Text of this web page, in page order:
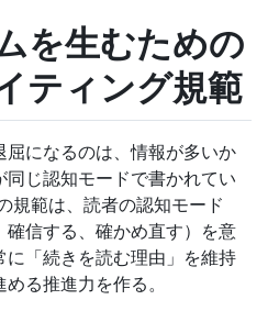
を生むための
ティング規範
屈になるのは、情報が多いか
同じ認知モードで書かれてい
規範は、読者の認知モード
確信する、確かめ直す）を意
に「続きを読む理由」を維持
る推進力を作る。